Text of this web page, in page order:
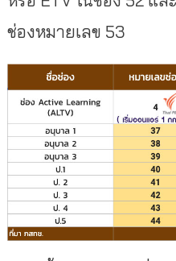
ช่องหมายเลข 53